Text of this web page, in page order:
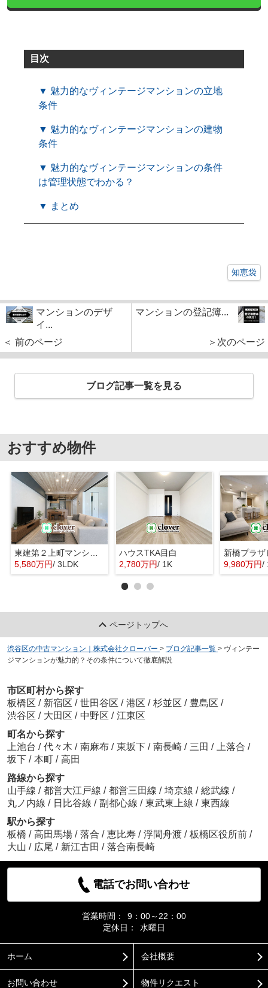
目次
▼ 魅力的なヴィンテージマンションの立地
条件
▼ 魅力的なヴィンテージマンションの建物
条件
▼ 魅力的なヴィンテージマンションの条件
は管理状態でわかる？
▼ まとめ
知恵袋
マンションのデザ
イ...
＜ 前のページ
マンションの登記簿...
＞次のページ
ブログ記事一覧を見る
おすすめ物件
5,580万円/ 3LDK
ハウスTKA目白
2,780万円/ 1K
新橋プラザ
9,980万円/
ページトップへ
渋谷区の中古マンション｜株式会社クローバー > ブログ記事一覧 > ヴィンテー
ジマンションが魅力的？その条件について徹底解説
市区町村から探す
板橋区 / 新宿区 / 世田谷区 / 港区 / 杉並区 / 豊島区 /
渋谷区 / 大田区 / 中野区 / 江東区
町名から探す
上池台 / 代々木 / 南麻布 / 東坂下 / 南長崎 / 三田 / 上落合 /
坂下 / 本町 / 高田
路線から探す
山手線 / 都営大江戸線 / 都営三田線 / 埼京線 / 総武線 /
丸ノ内線 / 日比谷線 / 副都心線 / 東武東上線 / 東西線
駅から探す
板橋 / 高田馬場 / 落合 / 恵比寿 / 浮間舟渡 / 板橋区役所前 /
大山 / 広尾 / 新江古田 / 落合南長崎
電話でお問い合わせ
営業時間：
9：00～22：00
定休日：
水曜日
ホーム 会社概要
お問い合わせ 物件リクエスト